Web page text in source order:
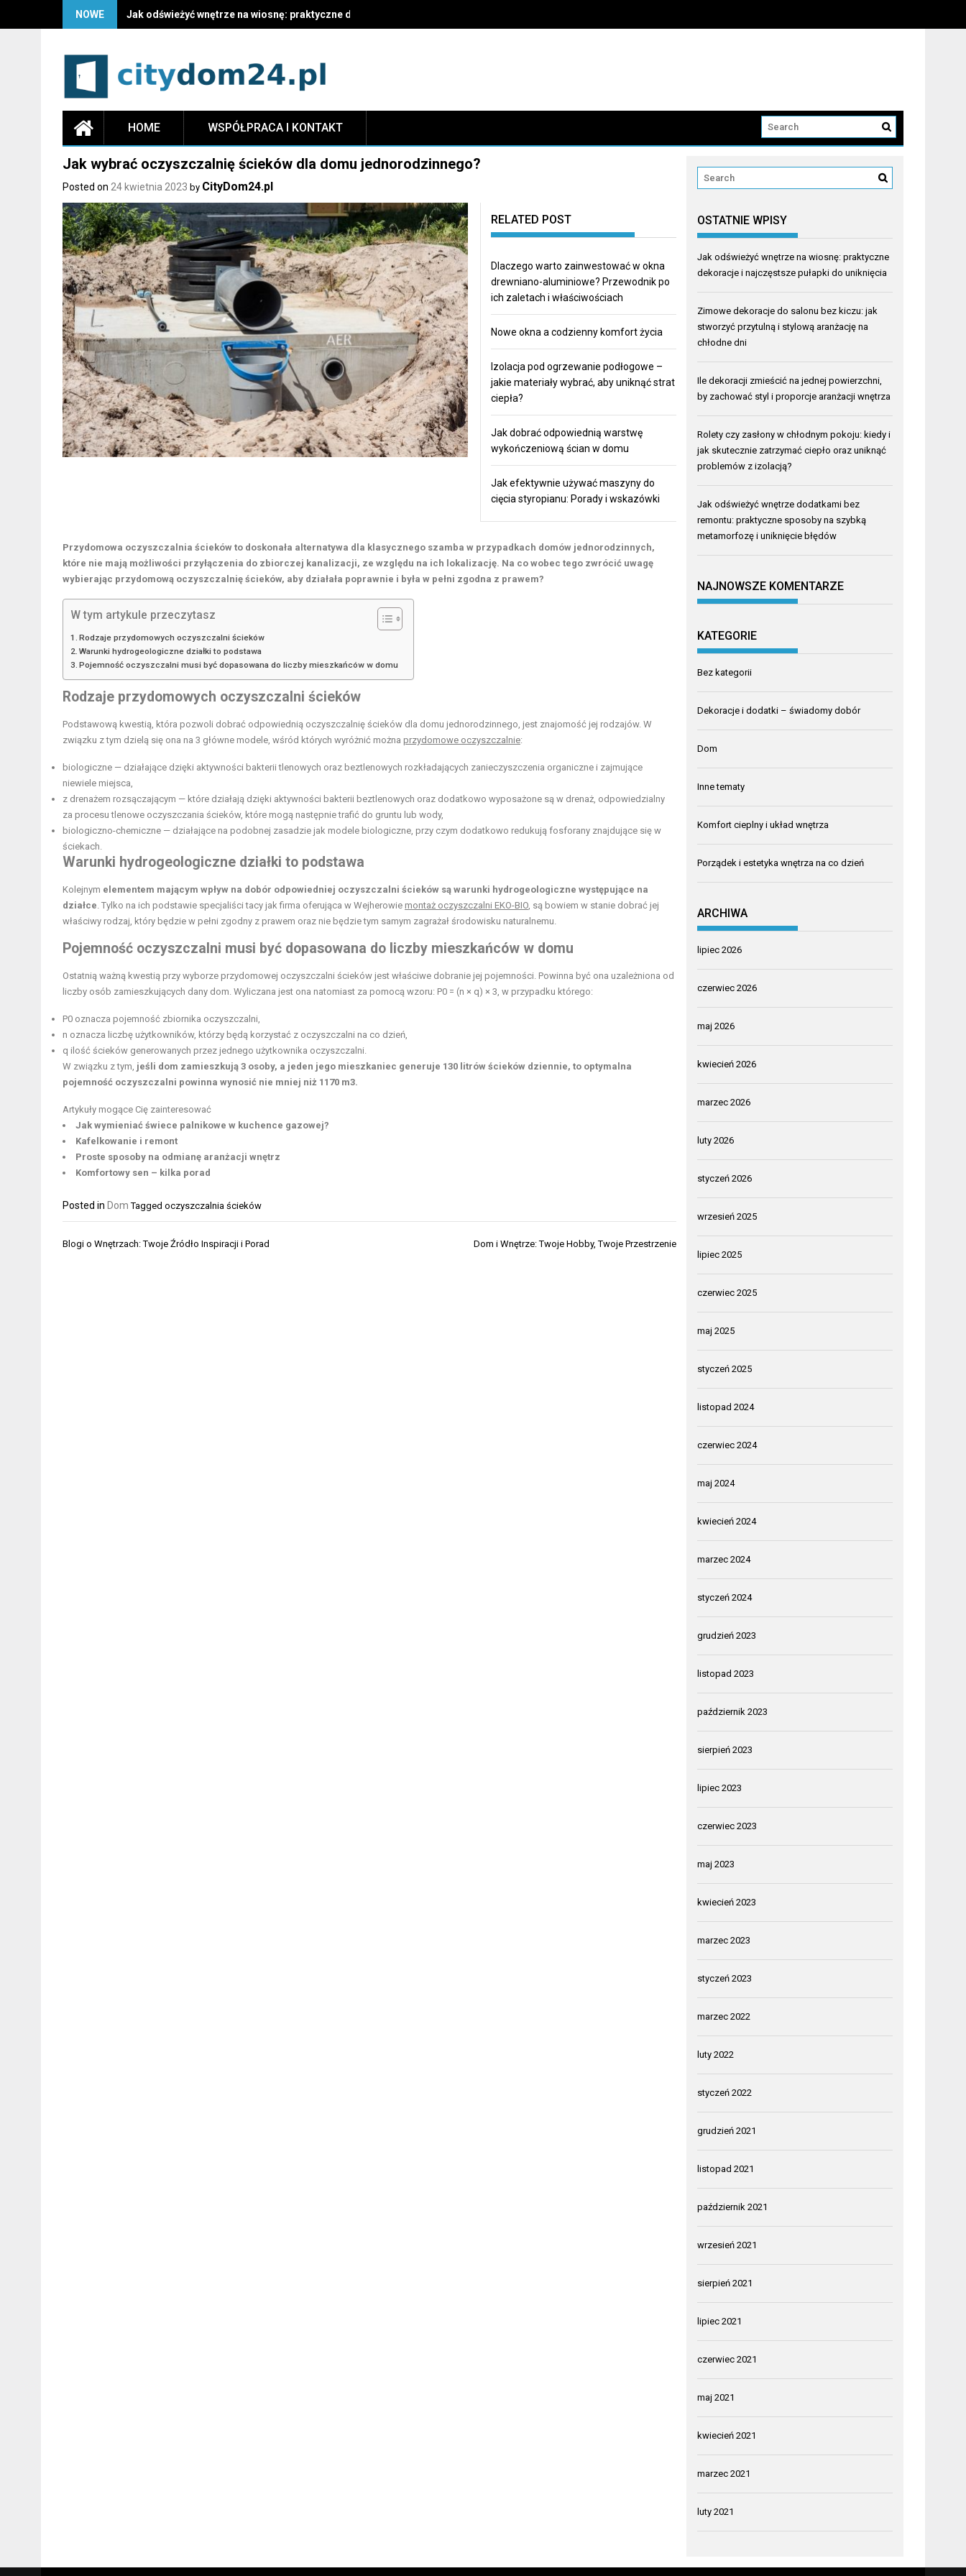
NOWE Jak odświeżyć wnętrze na wiosnę: praktyczne dekoracje i najczęstsze pułapki do uniknięcia
HOME WSPÓŁPRACA I KONTAKT
Jak wybrać oczyszczalnię ścieków dla domu jednorodzinnego?
Posted on 24 kwietnia 2023 by CityDom24.pl
RELATED POST
Dlaczego warto zainwestować w okna
drewniano-aluminiowe? Przewodnik po
ich zaletach i właściwościach
Nowe okna a codzienny komfort życia
Izolacja pod ogrzewanie podłogowe –
jakie materiały wybrać, aby uniknąć strat
ciepła?
Jak dobrać odpowiednią warstwę
wykończeniową ścian w domu
Jak efektywnie używać maszyny do
cięcia styropianu: Porady i wskazówki
Przydomowa oczyszczalnia ścieków to doskonała alternatywa dla klasycznego szamba w przypadkach domów jednorodzinnych,
które nie mają możliwości przyłączenia do zbiorczej kanalizacji, ze względu na ich lokalizację. Na co wobec tego zwrócić uwagę
wybierając przydomową oczyszczalnię ścieków, aby działała poprawnie i była w pełni zgodna z prawem?
W tym artykule przeczytasz
Rodzaje przydomowych oczyszczalni ścieków
Warunki hydrogeologiczne działki to podstawa
Pojemność oczyszczalni musi być dopasowana do liczby mieszkańców w domu
Rodzaje przydomowych oczyszczalni ścieków
Podstawową kwestią, która pozwoli dobrać odpowiednią oczyszczalnię ścieków dla domu jednorodzinnego, jest znajomość jej rodzajów. W
związku z tym dzielą się ona na 3 główne modele, wśród których wyróżnić można przydomowe oczyszczalnie:
biologiczne — działające dzięki aktywności bakterii tlenowych oraz beztlenowych rozkładających zanieczyszczenia organiczne i zajmujące
niewiele miejsca,
z drenażem rozsączającym — które działają dzięki aktywności bakterii beztlenowych oraz dodatkowo wyposażone są w drenaż, odpowiedzialny
za procesu tlenowe oczyszczania ścieków, które mogą następnie trafić do gruntu lub wody,
biologiczno-chemiczne — działające na podobnej zasadzie jak modele biologiczne, przy czym dodatkowo redukują fosforany znajdujące się w
ściekach.
Warunki hydrogeologiczne działki to podstawa
Kolejnym elementem mającym wpływ na dobór odpowiedniej oczyszczalni ścieków są warunki hydrogeologiczne występujące na
działce. Tylko na ich podstawie specjaliści tacy jak firma oferująca w Wejherowie montaż oczyszczalni EKO-BIO, są bowiem w stanie dobrać jej
właściwy rodzaj, który będzie w pełni zgodny z prawem oraz nie będzie tym samym zagrażał środowisku naturalnemu.
Pojemność oczyszczalni musi być dopasowana do liczby mieszkańców w domu
Ostatnią ważną kwestią przy wyborze przydomowej oczyszczalni ścieków jest właściwe dobranie jej pojemności. Powinna być ona uzależniona od
liczby osób zamieszkujących dany dom. Wyliczana jest ona natomiast za pomocą wzoru: P0 = (n × q) × 3, w przypadku którego:
P0 oznacza pojemność zbiornika oczyszczalni,
n oznacza liczbę użytkowników, którzy będą korzystać z oczyszczalni na co dzień,
q ilość ścieków generowanych przez jednego użytkownika oczyszczalni.
W związku z tym, jeśli dom zamieszkują 3 osoby, a jeden jego mieszkaniec generuje 130 litrów ścieków dziennie, to optymalna
pojemność oczyszczalni powinna wynosić nie mniej niż 1170 m3.
Artykuły mogące Cię zainteresować
Jak wymieniać świece palnikowe w kuchence gazowej?
Kafelkowanie i remont
Proste sposoby na odmianę aranżacji wnętrz
Komfortowy sen – kilka porad
Posted in Dom Tagged oczyszczalnia ścieków
Nawigacja
Blogi o Wnętrzach: Twoje Źródło Inspiracji i Porad Dom i Wnętrze: Twoje Hobby, Twoje Przestrzenie
OSTATNIE WPISY
Jak odświeżyć wnętrze na wiosnę: praktyczne
dekoracje i najczęstsze pułapki do uniknięcia
Zimowe dekoracje do salonu bez kiczu: jak
stworzyć przytulną i stylową aranżację na
chłodne dni
Ile dekoracji zmieścić na jednej powierzchni,
by zachować styl i proporcje aranżacji wnętrza
Rolety czy zasłony w chłodnym pokoju: kiedy i
jak skutecznie zatrzymać ciepło oraz uniknąć
problemów z izolacją?
Jak odświeżyć wnętrze dodatkami bez
remontu: praktyczne sposoby na szybką
metamorfozę i uniknięcie błędów
NAJNOWSZE KOMENTARZE
KATEGORIE
Bez kategorii
Dekoracje i dodatki – świadomy dobór
Dom
Inne tematy
Komfort cieplny i układ wnętrza
Porządek i estetyka wnętrza na co dzień
ARCHIWA
lipiec 2026
czerwiec 2026
maj 2026
kwiecień 2026
marzec 2026
luty 2026
styczeń 2026
wrzesień 2025
lipiec 2025
czerwiec 2025
maj 2025
styczeń 2025
listopad 2024
czerwiec 2024
maj 2024
kwiecień 2024
marzec 2024
styczeń 2024
grudzień 2023
listopad 2023
październik 2023
sierpień 2023
lipiec 2023
czerwiec 2023
maj 2023
kwiecień 2023
marzec 2023
styczeń 2023
marzec 2022
luty 2022
styczeń 2022
grudzień 2021
listopad 2021
październik 2021
wrzesień 2021
sierpień 2021
lipiec 2021
czerwiec 2021
maj 2021
kwiecień 2021
marzec 2021
luty 2021